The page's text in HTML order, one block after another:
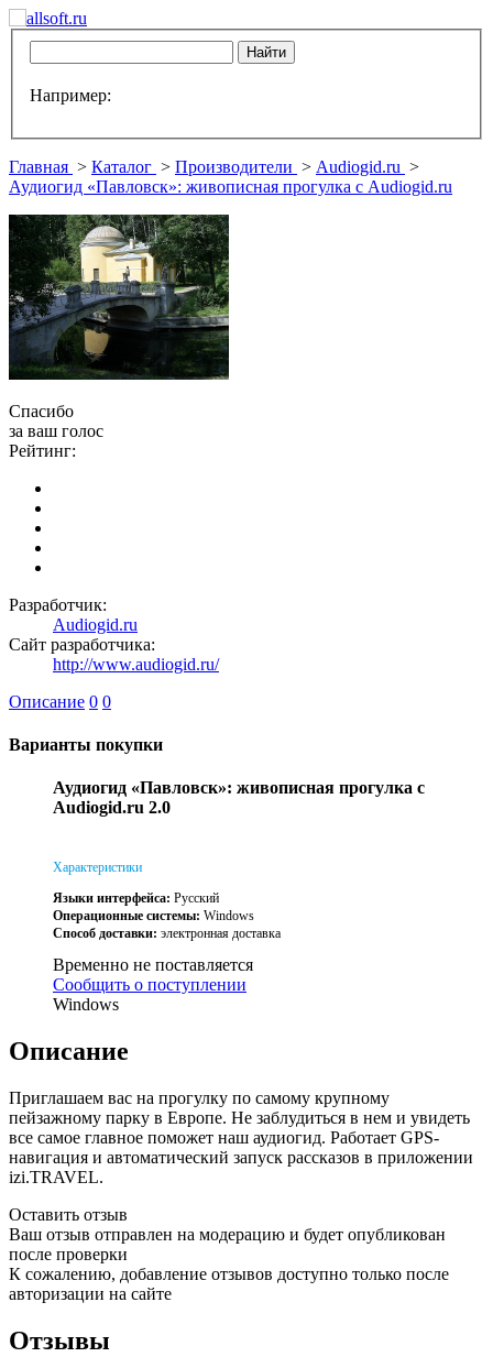
Например:
Главная > Каталог > Производители > Audiogid.ru >
Аудиогид «Павловск»: живописная прогулка с Audiogid.ru
Спасибо
за ваш голос
Рейтинг:
Разработчик:
Audiogid.ru
Сайт разработчика:
http://www.audiogid.ru/
Описание 0 0
Варианты покупки
Аудиогид «Павловск»: живописная прогулка с
Audiogid.ru 2.0
Характеристики
Языки интерфейса: Русский
Операционные системы: Windows
Способ доставки: электронная доставка
Временно не поставляется
Сообщить о поступлении
Windows
Описание
Приглашаем вас на прогулку по самому крупному
пейзажному парку в Европе. Не заблудиться в нем и увидеть
все самое главное поможет наш аудиогид. Работает GPS-
навигация и автоматический запуск рассказов в приложении
izi.TRAVEL.
Оставить отзыв
Ваш отзыв отправлен на модерацию и будет опубликован
после проверки
К сожалению, добавление отзывов доступно только после
авторизации на сайте
Отзывы